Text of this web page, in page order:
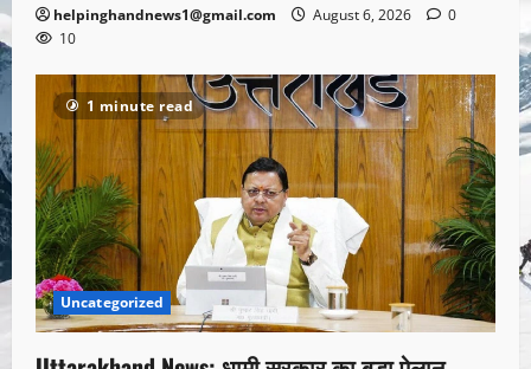
helpinghandnews1@gmail.com August 6, 2026
0
10
1 minute read
Uncategorized